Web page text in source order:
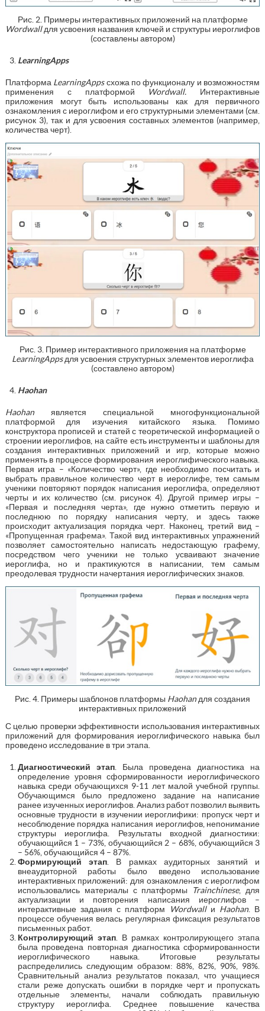
Рис. 2. Примеры интерактивных приложений на платформе
Wordwallдля усвоения названия ключей и структуры иероглифов
(составлены автором)
LearningApps
Платформа LearningAppsсхожа по функционалу и возможностям
применения с платформой
Wordwall. Интерактивные
приложения могут быть использованы как для первичного
ознакомления с иероглифом и его структурными элементами (см.
рисунок 3), так и для усвоения составных элементов (например,
количества черт).
Рис. 3. Пример интерактивного приложения на платформе
LearningAppsдля усвоения структурных элементов иероглифа
(составлено автором)
Haohan
Haohanявляется специальной многофункциональной
платформой для изучения китайского языка. Помимо
конструктора прописей и статей с теоретической информацией о
строении иероглифов, на сайте есть инструменты и шаблоны для
создания интерактивных приложений и игр, которые можно
применять в процессе формирования иероглифического навыка.
Первая игра – «Количество черт», где необходимо посчитать и
выбрать правильное количество черт в иероглифе, тем самым
ученики повторяют порядок написания иероглифа, определяют
черты и их количество (см. рисунок 4). Другой пример игры –
«Первая и последняя черта», где нужно отметить первую и
последнюю по порядку написания черту, и здесь также
происходит актуализация порядка черт. Наконец, третий вид –
«Пропущенная графема». Такой вид интерактивных упражнений
позволяет самостоятельно написать недостающую графему,
посредством чего ученики не только усваивают значение
иероглифа, но и практикуются в написании, тем самым
преодолевая трудности начертания иероглифических знаков.
Рис. 4. Примеры шаблонов платформы Haohanдля создания
интерактивных приложений
С целью проверки эффективности использования интерактивных
приложений для формирования иероглифического навыка был
проведено исследование в три этапа.
Диагностический этап. Была проведена диагностика на
определение уровня сформированности иероглифического
навыка среди обучающихся 9-11 лет малой учебной группы.
Обучающимся было предложено задание на написание
ранее изученных иероглифов. Анализ работ позволил выявить
основные трудности в изучении иероглифики: пропуск черт и
несоблюдение порядка написания иероглифов, непонимание
структуры иероглифа. Результаты входной диагностики:
обучающийся 1 – 73%, обучающийся 2 – 68%, обучающийся 3
– 56%, обучающийся 4 – 87%.
Формирующий этап . В рамках аудиторных занятий и
внеаудиторной работы было введено использование
интерактивных приложений: для ознакомления с иероглифом
использовались материалы с платформы
Trainchinese, для
актуализации и повторения написания иероглифов –
интерактивные задания с платформ
Wordwallи Haohan. В
процессе обучения велась регулярная фиксация результатов
письменных работ.
Контролирующий этап. В рамках контролирующего этапа
была проведена повторная диагностика сформированности
иероглифического навыка. Итоговые результаты
распределились следующим образом: 88%, 82%, 90%, 98%.
Сравнительный анализ результатов показал, что учащиеся
стали реже допускать ошибки в порядке черт и пропускать
отдельные элементы, начали соблюдать правильную
структуру иероглифа. Среднее повышение качества